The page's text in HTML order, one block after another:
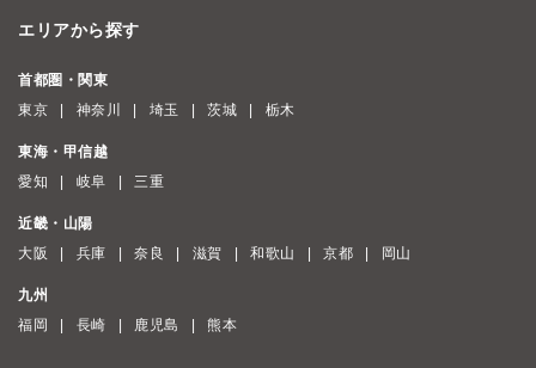
エリアから探す
首都圏・関東
東京
神奈川 埼玉 茨城 栃木
東海・甲信越
愛知
岐阜 三重
近畿・山陽
大阪
兵庫 奈良 滋賀 和歌山 京都 岡山
九州
福岡
長崎 鹿児島 熊本